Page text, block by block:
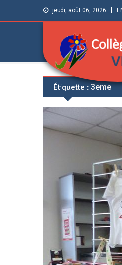
jeudi, août 06, 2026
Verne
Informations et
parents et
Étiquette : 3eme